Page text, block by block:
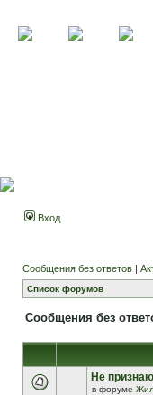
Вход
Сообщения без ответов |
Список форумов
Сообщения без
Не
в форуме